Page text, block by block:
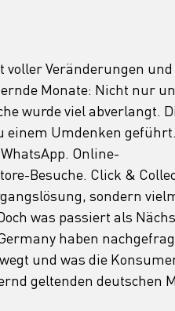
voller Veränderungen
Monate: Nicht nur
wurde viel abverlangt.
einem Umdenken
Online-
Besuche. Click &
sondern
was passiert als
haben
und was die
geltenden deutschen